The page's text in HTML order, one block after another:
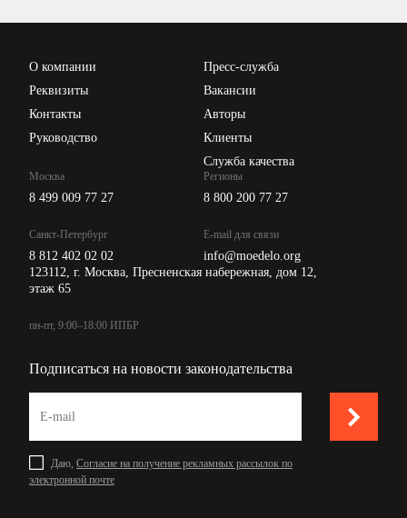
О компании
Реквизиты
Контакты
Руководство
Пресс-служба
Вакансии
Авторы
Клиенты
Служба качества
Москва
8 499 009 77 27
Санкт-Петербург
8 812 402 02 02
Регионы
8 800 200 77 27
E-mail для связи
info@moedelo.org
123112, г. Москва, Пресненская набережная, дом 12,
этаж 65
пн-пт, 9:00–18:00 ИПБР
Подписаться на новости законодательства
Даю, Согласие на получение рекламных рассылок по
электронной почте